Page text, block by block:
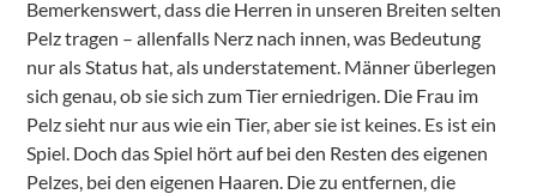
Bemerkenswert, dass die Herren in unseren Breiten selten
Pelz tragen – allenfalls Nerz nach innen, was Bedeutung
nur als Status hat, als understatement. Männer überlegen
sich genau, ob sie sich zum Tier erniedrigen. Die Frau im
Pelz sieht nur aus wie ein Tier, aber sie ist keines. Es ist ein
Spiel. Doch das Spiel hört auf bei den Resten des eigenen
Pelzes, bei den eigenen Haaren. Die zu entfernen, die